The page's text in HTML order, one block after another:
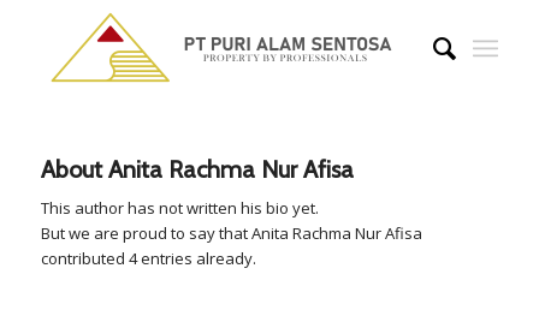
AboutAnita Rachma Nur Afisa
This author has not written his bio yet.
But we are proud to say thatAnita Rachma Nur Afisa
contributed 4 entries already.